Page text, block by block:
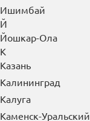
Ишимбай
Й
Йошкар-Ола
К
Казань
Калининград
Калуга
Каменск-Уральский